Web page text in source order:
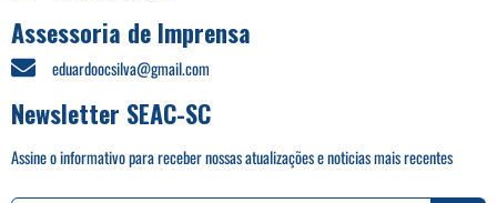
Assessoria de Imprensa
eduardoocsilva@gmail.com
Newsletter SEAC-SC
Assine o informativo para receber nossas atualizações e noticias mais recentes